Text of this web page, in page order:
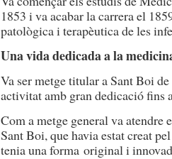
1853 i va acabar la carrera el
patològica i terapèutica de les
Una vida dedicada a la
Va ser metge titular a Sant Boi
activitat amb gran dedicació fins
Com a metge general va
Sant Boi, que havia estat creat
tenia una forma original i